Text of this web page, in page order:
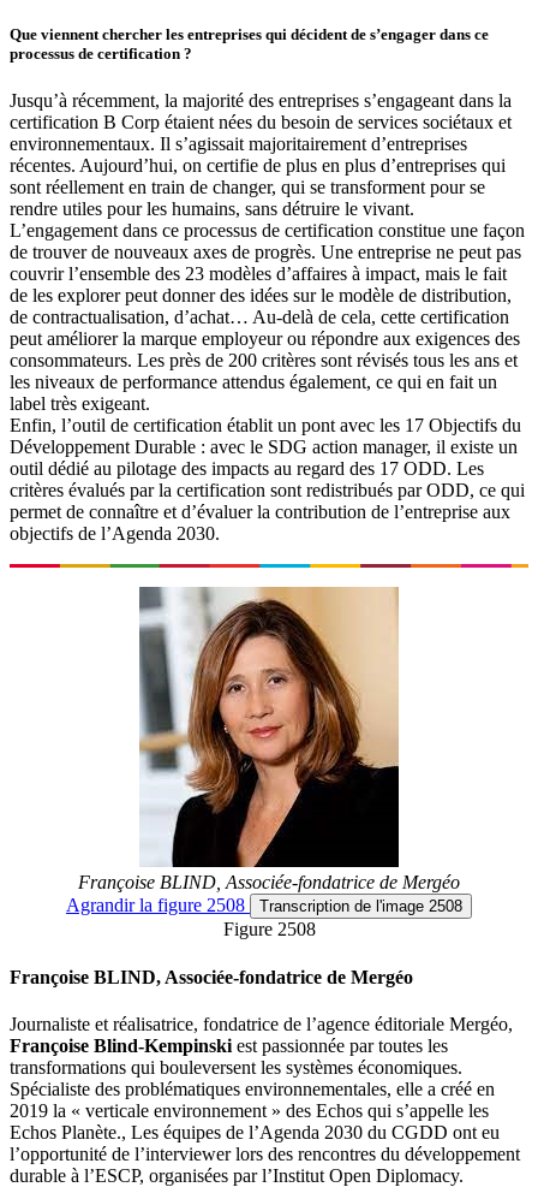
Que viennent chercher les entreprises qui décident de s’engager dans ce
processus de certification ?
Jusqu’à récemment, la majorité des entreprises s’engageant dans la
certification B Corp étaient nées du besoin de services sociétaux et
environnementaux. Il s’agissait majoritairement d’entreprises
récentes. Aujourd’hui, on certifie de plus en plus d’entreprises qui
sont réellement en train de changer, qui se transforment pour se
rendre utiles pour les humains, sans détruire le vivant.
L’engagement dans ce processus de certification constitue une façon
de trouver de nouveaux axes de progrès. Une entreprise ne peut pas
couvrir l’ensemble des 23 modèles d’affaires à impact, mais le fait
de les explorer peut donner des idées sur le modèle de distribution,
de contractualisation, d’achat… Au-delà de cela, cette certification
peut améliorer la marque employeur ou répondre aux exigences des
consommateurs. Les près de 200 critères sont révisés tous les ans et
les niveaux de performance attendus également, ce qui en fait un
label très exigeant.
Enfin, l’outil de certification établit un pont avec les 17 Objectifs du
Développement Durable : avec le SDG action manager, il existe un
outil dédié au pilotage des impacts au regard des 17 ODD. Les
critères évalués par la certification sont redistribués par ODD, ce qui
permet de connaître et d’évaluer la contribution de l’entreprise aux
objectifs de l’Agenda 2030.
Françoise BLIND, Associée-fondatrice de Mergéo
Agrandirla figure 2508 Transcription de l'image 2508
Figure 2508
Françoise BLIND, Associée-fondatrice de Mergéo
Journaliste et réalisatrice, fondatrice de l’agence éditoriale Mergéo,
Françoise Blind-Kempinski est passionnée par toutes les
transformations qui bouleversent les systèmes économiques.
Spécialiste des problématiques environnementales, elle a créé en
2019 la « verticale environnement » des Echos qui s’appelle les
Echos Planète., Les équipes de l’Agenda 2030 du CGDD ont eu
l’opportunité de l’interviewer lors des rencontres du développement
durable à l’ESCP, organisées par l’Institut Open Diplomacy.